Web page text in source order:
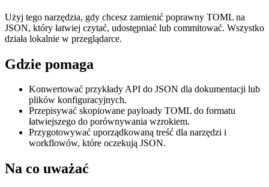
Użyj tego narzędzia, gdy chcesz zamienić poprawny TOML na
JSON, który łatwiej czytać, udostępniać lub commitować. Wszystko
działa lokalnie w przeglądarce.
Gdzie pomaga
Konwertować przykłady API do JSON dla dokumentacji lub
plików konfiguracyjnych.
Przepisywać skopiowane payloady TOML do formatu
łatwiejszego do porównywania wzrokiem.
Przygotowywać uporządkowaną treść dla narzędzi i
workflowów, które oczekują JSON.
Na co uważać